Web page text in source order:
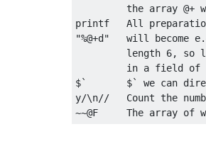
the array @+
printf   All
"%@+d"   will become
length 6, so
in a field of
$`       $` we can
y/\n//   Count the